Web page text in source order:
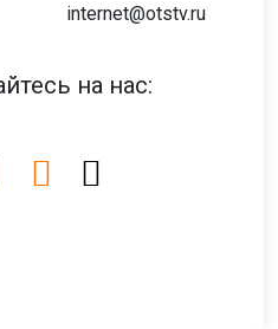
internet@otstv.ru
на нас: